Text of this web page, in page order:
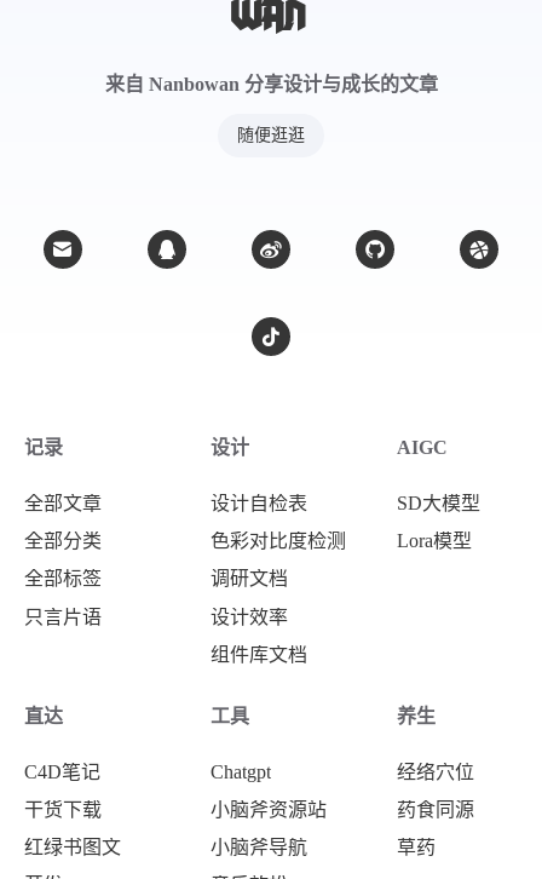
来自 Nanbowan 分享设计与成长的文章
随便逛逛
记录
全部文章
全部分类
全部标签
只言片语
设计
设计自检表
色彩对比度检测
调研文档
设计效率
组件库文档
AIGC
SD大模型
Lora模型
直达
C4D笔记
干货下载
红绿书图文
工具
Chatgpt
小脑斧资源站
小脑斧导航
养生
经络穴位
药食同源
草药